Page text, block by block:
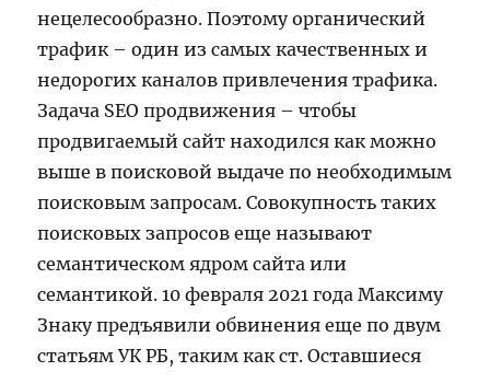
нецелесообразно. Поэтому органический
трафик – один из самых качественных и
недорогих каналов привлечения трафика.
Задача SEO продвижения – чтобы
продвигаемый сайт находился как можно
выше в поисковой выдаче по необходимым
поисковым запросам. Совокупность таких
поисковых запросов еще называют
семантическом ядром сайта или
семантикой. 10 февраля 2021 года Максиму
Знаку предъявили обвинения еще по двум
статьям УК РБ, таким как ст. Оставшиеся